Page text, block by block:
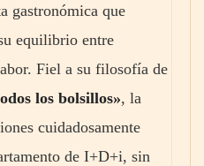
gastronómica que
equilibrio entre
Fiel a su filosofía de
los bolsillos», la
cuidadosamente
de I+D+i, sin